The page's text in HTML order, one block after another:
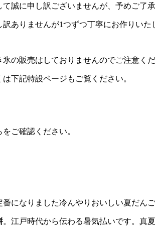
誠に申し訳ございませんが、予めご了承
ありませんが1つずつ丁寧にお作りい
の販売はしておりませんのでご注意くだ
下記特設ページもご覧ください。
ご確認ください。
になりました冷んやりおいしい夏だんご
。江戸時代から伝わる暑気払いです。真